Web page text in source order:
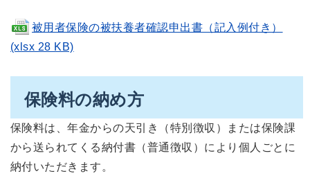
被用者保険の被扶養者確認申出書（記入例付き）
(xlsx 28 KB)
保険料の納め方
保険料は、年金からの天引き（特別徴収）または保険課
から送られてくる納付書（普通徴収）により個人ごとに
納付いただきます。